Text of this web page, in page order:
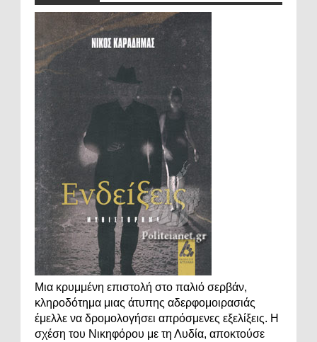
Μια κρυμμένη επιστολή στο παλιό σερβάν,
κληροδότημα μιας άτυπης αδερφομοιρασιάς
έμελλε να δρομολογήσει απρόσμενες εξελίξεις. Η
σχέση του Νικηφόρου με τη Λυδία, αποκτούσε